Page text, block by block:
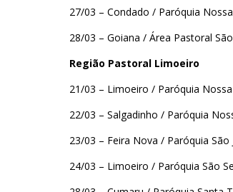
27/03 – Condado / Paróquia
28/03 – Goiana / Área Pastoral
Região Pastoral Limoeiro
21/03 – Limoeiro / Paróquia
22/03 – Salgadinho / Paróquia
23/03 – Feira Nova / Paróquia São
24/03 – Limoeiro / Paróquia São